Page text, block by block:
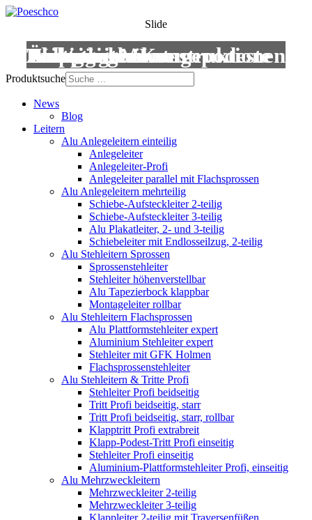
Slide
Leitern
Treppen
Anstiege
Podestleitern
Roll- und Montagepodeste
Wartungsbühnen
Übergänge
Aluminium-Konstruktionen
Produktsuche
News
Blog
Leitern
Alu Anlegeleitern einteilig
Anlegeleiter
Anlegeleiter-Profi
Anlegeleiter parallel mit Flachsprossen
Alu Anlegeleitern mehrteilig
Schiebe-Aufsteckleiter 2-teilig
Schiebe-Aufsteckleiter 3-teilig
Alu Plakatleiter, 2- und 3-teilig
Schiebeleiter mit Endlosseilzug, 2-teilig
Alu Stehleitern Sprossen
Sprossenstehleiter
Stehleiter höhenverstellbar
Alu Tapezierbock klappbar
Montageleiter rollbar
Alu Stehleitern Flachsprossen
Alu Plattformstehleiter expert
Aluminium Stehleiter expert
Stehleiter mit GFK Holmen
Flachsprossenstehleiter
Alu Stehleitern & Tritte Profi
Stehleiter Profi beidseitig
Tritt Profi beidseitig, starr
Tritt Profi beidseitig, starr, rollbar
Klapptritt Profi extrabreit
Klapp-Podest-Tritt Profi einseitig
Stehleiter Profi einseitig
Aluminium-Plattformstehleiter Profi, einseitig
Alu Mehrzweckleitern
Mehrzweckleiter 2-teilig
Mehrzweckleiter 3-teilig